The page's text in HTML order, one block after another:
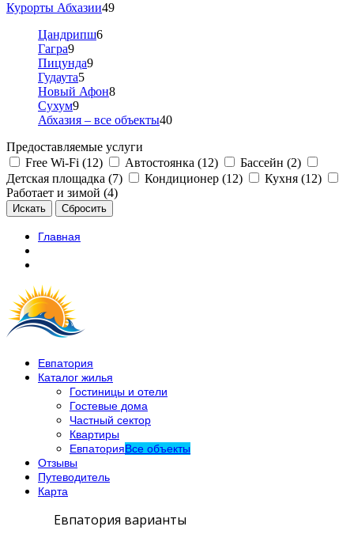
Курорты Абхазии49
Цандрипш6
Гагра9
Пицунда9
Гудаута5
Новый Афон8
Сухум9
Абхазия – все объекты40
Предоставляемые услуги
Free Wi-Fi (12)
Автостоянка (12)
Бассейн (2)
Детская площадка (7)
Кондиционер (12)
Кухня (12)
Работает и зимой (4)
Главная
Евпатория
Каталог жилья
Гостиницы и отели
Гостевые дома
Частный сектор
Квартиры
ЕвпаторияВсе объекты
Отзывы
Путеводитель
Карта
Евпатория варианты